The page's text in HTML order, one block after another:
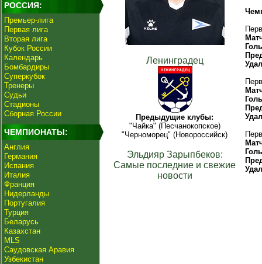
РОССИЯ:
Премьер-лига
Первая лига
Вторая лига
Кубок России
Календарь
Бомбардиры
Суперкубок
Тренеры
Судьи
Стадионы
Сборная России
ЧЕМПИОНАТЫ:
Англия
Германия
Испания
Италия
Франция
Нидерланды
Португалия
Турция
Беларусь
Казахстан
MLS
Саудовская Аравия
Узбекистан
Ленинградец
Предыдущие клубы:
"Чайка" (Песчанокопское)
"Черноморец" (Новороссийск)
Эльдияр Зарыпбеков:
Самые последние и свежие
новости